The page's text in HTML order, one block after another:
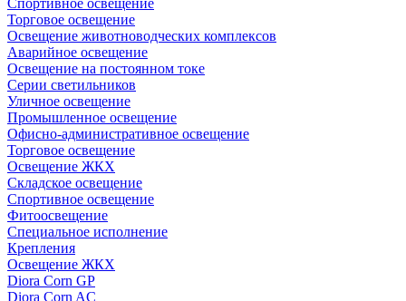
Спортивное освещение
Торговое освещение
Освещение животноводческих комплексов
Аварийное освещение
Освещение на постоянном токе
Серии светильников
Уличное освещение
Промышленное освещение
Офисно-административное освещение
Торговое освещение
Освещение ЖКХ
Складское освещение
Спортивное освещение
Фитоосвещение
Специальное исполнение
Крепления
Освещение ЖКХ
Diora Corn GP
Diora Corn AC